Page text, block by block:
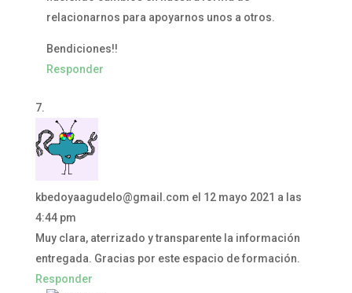
relacionarnos para apoyarnos unos a otros.
Bendiciones!!
Responder
kbedoyaagudelo@gmail.com el 12 mayo 2021 a las
4:44 pm
Muy clara, aterrizado y transparente la información
entregada. Gracias por este espacio de formación.
Responder